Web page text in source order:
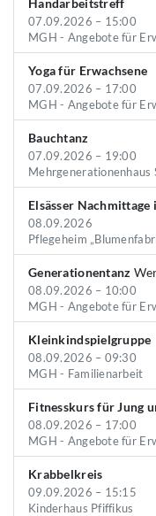
Handarbeitstreff
07.09.2026 – 15:00
MGH - Angebote für
Yoga für Erwachsene
07.09.2026 – 17:00
MGH - Angebote für
Bauchtanz
07.09.2026 – 19:00
Mehrgenerationenhaus
Elsässer
08.09.2026
Pflegeheim
Generationentanz
08.09.2026 – 10:00
MGH - Angebote für
Kleinkindspielgruppe
08.09.2026 – 09:30
MGH - Familienarbeit
Fitnesskurs für Jung
08.09.2026 – 17:00
MGH - Angebote für
Krabbelkreis
09.09.2026 – 15:15
Kinderhaus Pfiffikus